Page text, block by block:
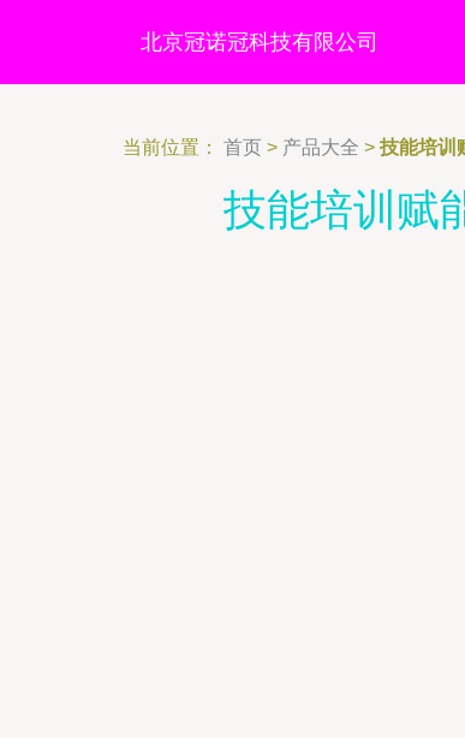
北京冠诺冠科技有限公司
当前位置： 首页 > 产品大全 > 技能培训
技能培训赋